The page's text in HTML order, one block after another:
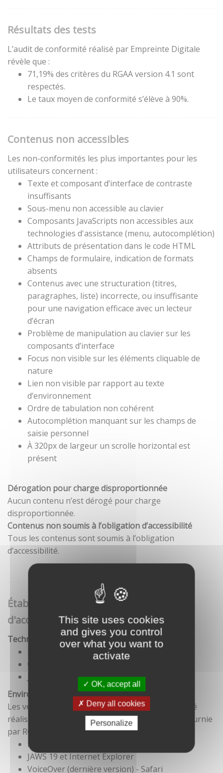
This site uses cookies
and gives you control
over what you want to
activate
OK, accept all
Deny all cookies
Personalize
Résultats des tests
L’audit de conformité réalisé par Empreinte Digitale
révèle que :
71,19% des critères du RGAA version 4.1 sont
respectés.
Le taux moyen de conformité s’élève à 90%.
Contenus non accessibles
Les non-conformités les plus importantes pour les
utilisateurs concernent :
Texte et composant d’interface de contraste
insuffisants
Sous-menu non accessible au clavier
Composants JavaScripts non accessibles aux
technologies d'assistance (menu, autocomplétion)
Attributs de présentation dans le code HTML
Champs de formulaire, indication de formats
absents
Contenus avec une structuration (titres,
paragraphes, liste) incorrecte, ou insuffisante
pour une navigation efficace avec un lecteur
d’écran
Problème de manipulation au clavier sur les
composants d’interface
Focus non visible sur les éléments cliquable de
nature
Lien non visible par rapport au texte
d’environnement
Ordre de tabulation non cohérent
Autocomplétion manquant sur les champs de
saisie personnel
À 320px de largeur un scrolle horizontal est
présent
Dérogation pour charge disproportionnée
Aucun contenu n’est dérogé pour charge
disproportionnée.
Contenus non soumis à l’obligation d’accessibilité
Tous les contenus sont soumis à l’obligation
d’accessibilité.
Établissement de cette déclaration
d'accessibilité
Technologies utilisées pour la réalisation du site
CSS
Environnement de test
Les vérifications de restitution de contenus ont été
réalisées conformément à la base de référence fournie
par RGAA 3.
Firefox et NVDA
JAWS 19 et Internet Explorer
VoiceOver (dernière version) - Safari